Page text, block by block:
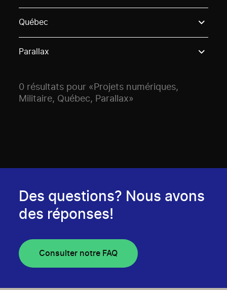
Québec
Parallax
0 résultats pour «Projets numériques,
Militaire, Québec, Parallax»
Des questions? Nous avons
des réponses!
Consulter notre FAQ